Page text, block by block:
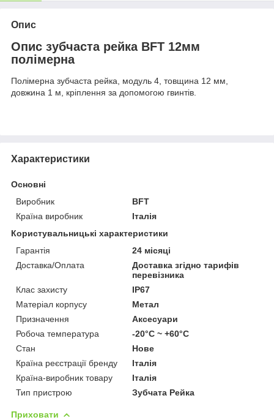
Опис
Опис зубчаста рейка BFT 12мм
полімерна
Полімерна зубчаста рейка, модуль 4, товщина 12 мм,
довжина 1 м, кріплення за допомогою гвинтів.
Характеристики
Основні
Виробник
BFT
Країна виробник
Італія
Користувальницькі характеристики
Гарантія
24 місяці
Доставка/Оплата
Доставка згідно тарифів
перевізника
Клас захисту
IP67
Матеріал корпусу
Метал
Призначення
Аксесуари
Робоча температура
-20°C ~ +60°C
Стан
Нове
Країна реєстрації бренду
Італія
Країна-виробник товару
Італія
Тип пристрою
Зубчата Рейка
Приховати